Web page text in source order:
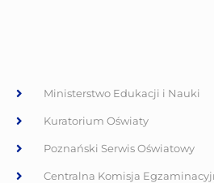
Ministerstwo Edukacji i Nauki
Kuratorium Oświaty
Poznański Serwis Oświatowy
Centralna Komisja